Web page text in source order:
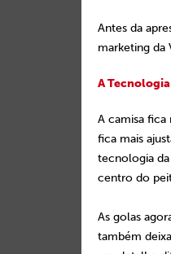
Antes da
marketing da
A Tecnologia
A camisa
fica mais
tecnologia
centro do
As golas
também